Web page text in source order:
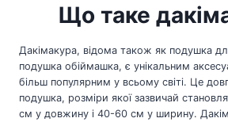
Що таке
Дакімакура, відома також як подушка
подушка обіймашка, є унікальним
більш популярним у всьому світі. Це
подушка, розміри якої зазвичай
см у довжину і 40-60 см у ширину.